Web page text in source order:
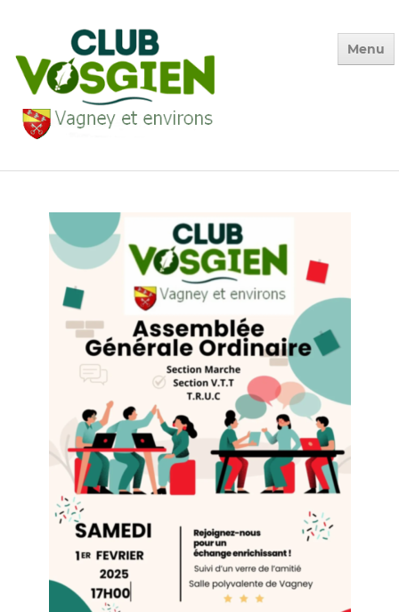
Menu
Qui sommes-nous ?
Calendrier
Photos des Sorties▼
La Vie du Club▼
Environnement▼
Adhésion